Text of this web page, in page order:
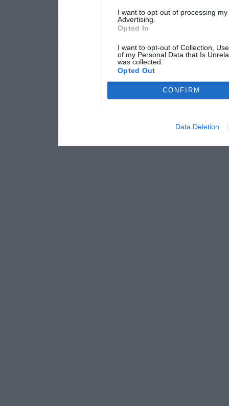
I want to opt-out of processing
Advertising.
Opted In
I want to opt-out of Collection,
of my Personal Data that Is
was collected.
Opted Out
CONFIRM
Data Deletion